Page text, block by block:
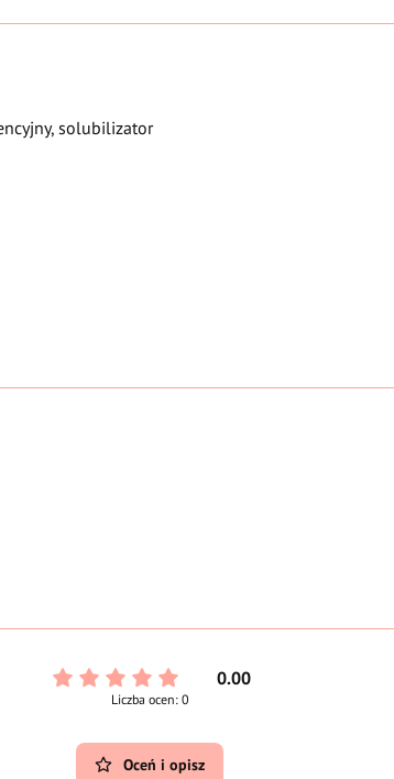
solubilizator
0.00
Liczba ocen: 0
Oceń i opisz